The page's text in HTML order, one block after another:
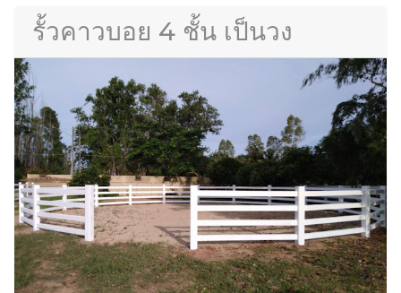
รั้วคาวบอย 4 ชั้น เป็นวง